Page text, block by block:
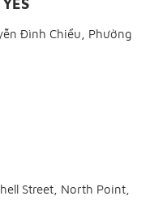
Đình Chiểu, Phường
Street, North Point,